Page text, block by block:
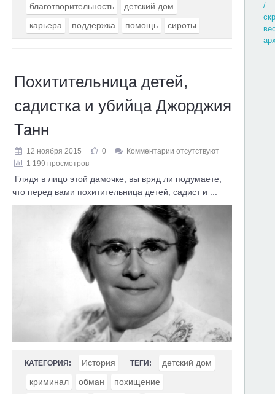
/
благотворительность
детский дом
карьера
поддержка помощь сироты
Похитительница детей,
садистка и убийца Джорджия
Танн
12 ноября 2015 0
Комментарии отсутствуют
1 199 просмотров
Глядя в лицо этой дамочке, вы вряд ли подумаете,
что перед вами похитительница детей, садист и ...
КАТЕГОРИЯ: История ТЕГИ:
детский дом
криминал
обман похищение